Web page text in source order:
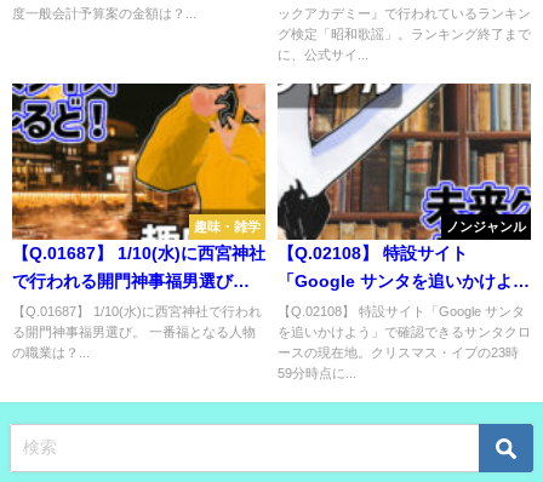
度一般会計予算案の金額は？...
和歌謡」。ランキング終了まで
に、公式サイトに掲載される
の人数は？
ックアカデミー』で行われているランキン
グ検定「昭和歌謡」。ランキング終了まで
に、公式サイ...
趣味・雑学
【Q.01687】 1/10(水)に西宮神社
で行われる開門神事福男選び。
一番福となる人物の職業は？
【Q.01687】 1/10(水)に西宮神社で行われ
る開門神事福男選び。 一番福となる人物
の職業は？...
ノンジャンル
【Q.02108】 特設サイト
「Google サンタを追いかけよ
う」で確認できるサンタクロー
スの現在地。クリスマス・イブ
の23時59分時点において、サン
【Q.02108】 特設サイト「Google サンタ
を追いかけよう」で確認できるサンタクロ
ースの現在地。クリスマス・イブの23時
59分時点に...